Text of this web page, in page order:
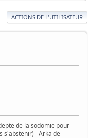
ACTIONS DE L'UTILISATEUR
de la sodomie pour
s'abstenir) - Arka de